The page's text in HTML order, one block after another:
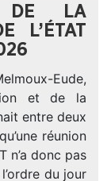
DE LA
L’ÉTAT
Eude,
et de la
entre deux
réunion
n’a donc pas
du jour